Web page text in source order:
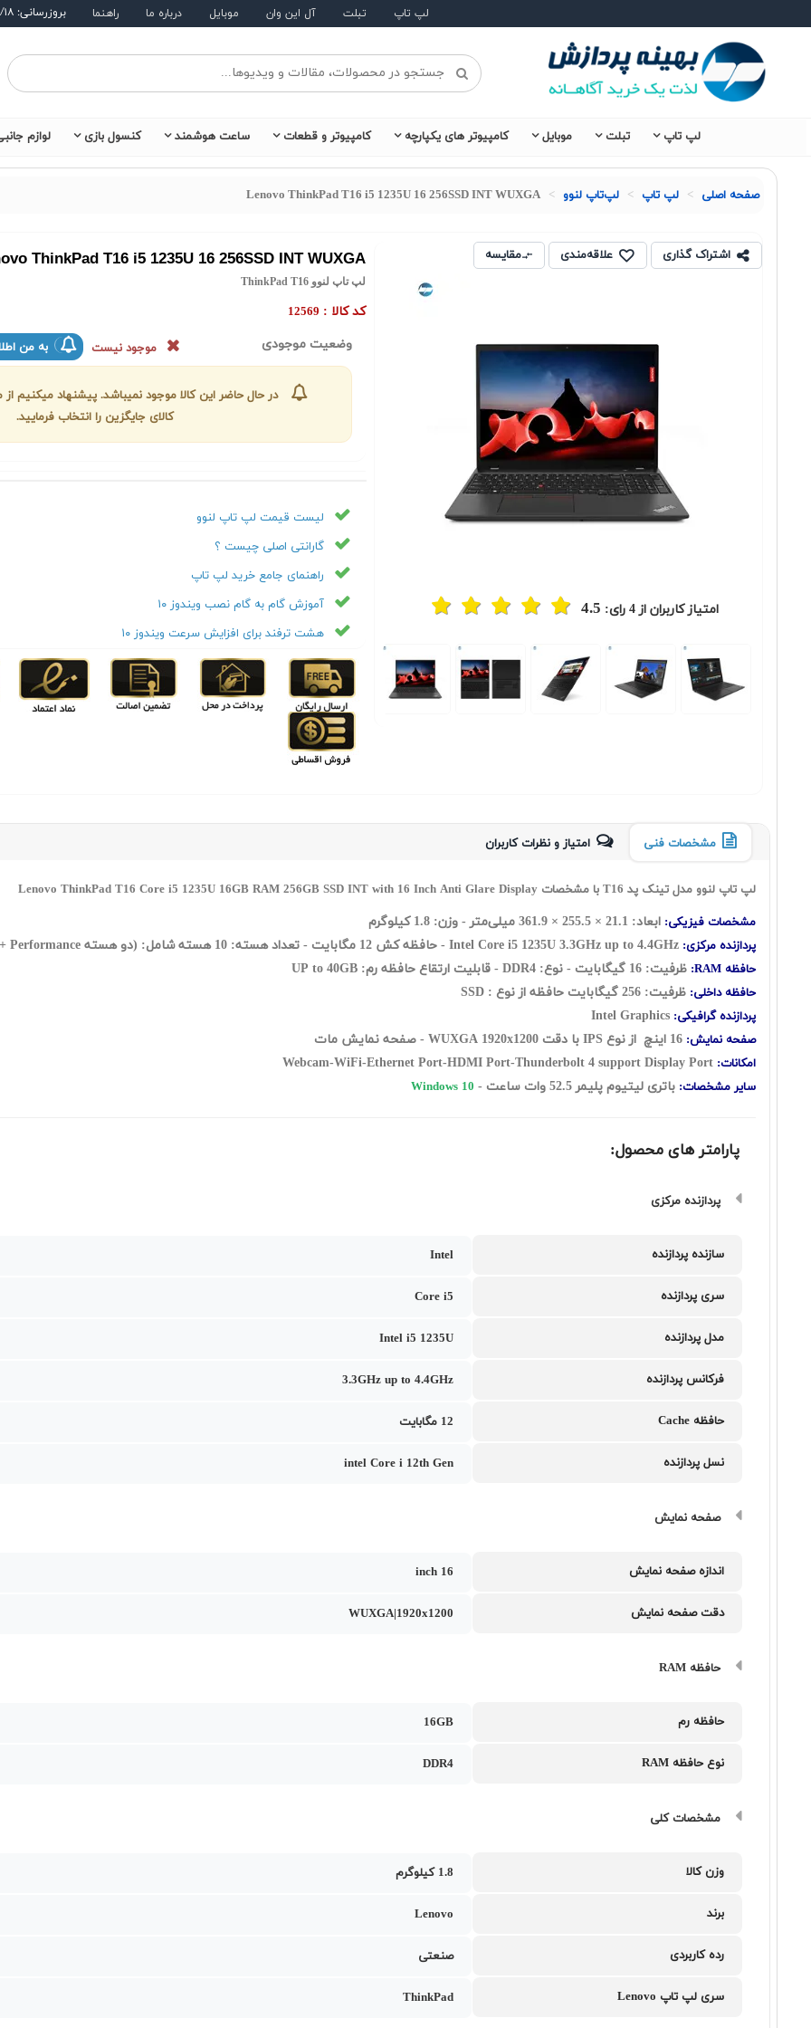
لپ تاپ تبلت آل این وان موبایل درباره ما راهنما بروزرسانی: ۱۴۰۵/۵/۱۸
لپ تاپ تبلت موبایل کامپیوتر های یکپارچه کامپیوتر و قطعات ساعت هوشمند کنسول بازی لوازم
صفحه اصلی لپ تاپ لپ‌تاپ لنوو Lenovo ThinkPad T16 i5 1235U 16 256SSD INT WUXGA
اشتراک گذاری علاقه‌مندی مقایسه
امتیاز کاربران از4 رای: 4.5
Previous
Next
ThinkPad T16 i5 1235U 16 256SSD INT WUXGA
لپ تاپ لنوو ThinkPad T16
کد کالا : 12569
وضعیت موجودی موجود نیست به من
در حال حاضر این کالا موجود نمیباشد. پیشنهاد میکنیم
کالای جایگزین را انتخاب فرمایید.
لیست قیمت لپ تاپ لنوو
گارانتی اصلی چیست ؟
راهنمای جامع خرید لپ تاپ
آموزش گام به گام نصب ویندوز ۱۰
هشت ترفند برای افزایش سرعت ویندوز ۱۰
مشخصات فنی امتیاز و نظرات کاربران
لپ تاپ لنوو مدل تینک پد T16 با مشخصات Lenovo ThinkPad T16 Core i5 1235U 16GB RAM 256GB SSD INT with 16 Inch Anti Glare Display
مشخصات فیزیکی: ابعاد: 21.1 × 255.5 × 361.9 میلی‌متر - وزن: 1.8 کیلوگرم
پردازنده مرکزی:
حافظه RAM: ظرفیت: 16 گيگابايت - نوع: DDR4 - قابلیت ارتقاع حافظه رم: UP to 40GB
حافظه داخلی: ظرفیت: 256 گیگابایت حافظه از نوع : SSD
پردازنده گرافیکی:
صفحه نمایش:
امکانات:
سایر مشخصات: باتری لیتیوم پلیمر 52.5 وات ساعت - Windows 10
پارامتر های محصول:
پردازنده مرکزی
سازنده پردازنده Intel
سری پردازنده Core i5
مدل پردازنده Intel i5 1235U
فرکانس پردازنده 3.3GHz up to 4.4GHz
حافظه Cache 12 مگابایت
نسل پردازنده intel Core i 12th Gen
صفحه نمایش
اندازه صفحه نمایش 16 inch
دقت صفحه نمایش WUXGA|1920x1200
حافظه RAM
حافظه رم 16GB
نوع حافظه RAM DDR4
مشخصات کلی
وزن کالا 1.8 کیلوگرم
برند Lenovo
رده کاربردی صنعتی
سری لپ تاپ Lenovo ThinkPad